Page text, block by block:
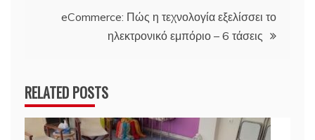
eCommerce: Πώς η τεχνολογία εξελίσσει το
ηλεκτρονικό εμπόριο – 6 τάσεις
RELATED POSTS